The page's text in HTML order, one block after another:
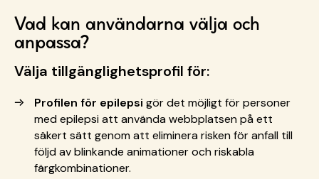
Vad kan användarna välja och
anpassa?
Välja tillgänglighetsprofil för:
Profilen för epilepsi gör det möjligt för personer
med epilepsi att använda webbplatsen på ett
säkert sätt genom att eliminera risken för anfall till
följd av blinkande animationer och riskabla
färgkombinationer.